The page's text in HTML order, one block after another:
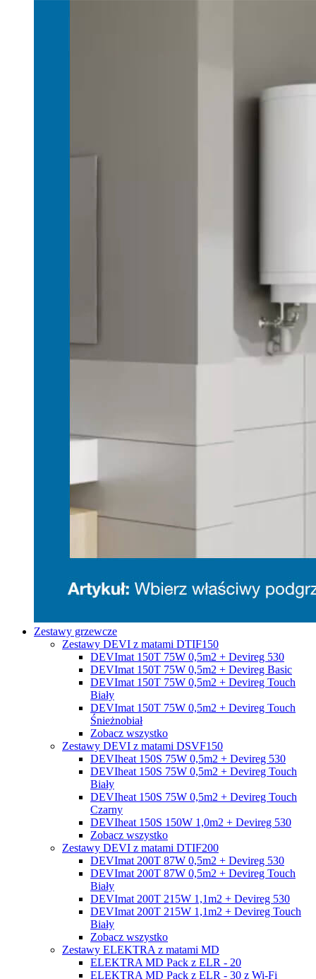
Zestawy grzewcze
Zestawy DEVI z matami DTIF150
DEVImat 150T 75W 0,5m2 + Devireg 530
DEVImat 150T 75W 0,5m2 + Devireg Basic
DEVImat 150T 75W 0,5m2 + Devireg Touch
Biały
DEVImat 150T 75W 0,5m2 + Devireg Touch
Śnieżnobiał
Zobacz wszystko
Zestawy DEVI z matami DSVF150
DEVIheat 150S 75W 0,5m2 + Devireg 530
DEVIheat 150S 75W 0,5m2 + Devireg Touch
Biały
DEVIheat 150S 75W 0,5m2 + Devireg Touch
Czarny
DEVIheat 150S 150W 1,0m2 + Devireg 530
Zobacz wszystko
Zestawy DEVI z matami DTIF200
DEVImat 200T 87W 0,5m2 + Devireg 530
DEVImat 200T 87W 0,5m2 + Devireg Touch
Biały
DEVImat 200T 215W 1,1m2 + Devireg 530
DEVImat 200T 215W 1,1m2 + Devireg Touch
Biały
Zobacz wszystko
Zestawy ELEKTRA z matami MD
ELEKTRA MD Pack z ELR - 20
ELEKTRA MD Pack z ELR - 30 z Wi-Fi